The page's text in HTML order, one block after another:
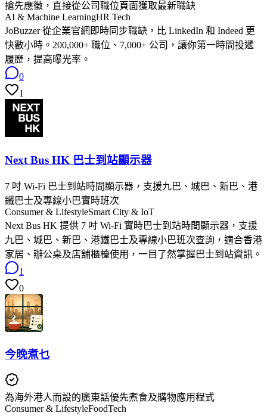
搶先應徵，直接從公司職位頁面獲取最新職缺
AI & Machine LearningHR Tech
JoBuzzer 從企業官網即時同步職缺，比 LinkedIn 和 Indeed 更
快數小時。200,000+ 職位、7,000+ 公司，讓你第一時間投遞
履歷，提高曝光率。
0
1
Next Bus HK 巴士到站顯示器
7 吋 Wi-Fi 巴士到站時間顯示器，支援九巴、城巴、新巴、港
鐵巴士及專線小巴實時班次
Consumer & LifestyleSmart City & IoT
Next Bus HK 提供 7 吋 Wi-Fi 實時巴士到站時間顯示器，支援
九巴、城巴、新巴、港鐵巴士及專線小巴班次查詢，適合香港
家居、辦公桌及店舖櫃檯使用，一目了然掌握巴士到站資訊。
1
0
今晚煮乜
為海外港人而設的廣東話優先煮食及購物應用程式
Consumer & LifestyleFoodTech